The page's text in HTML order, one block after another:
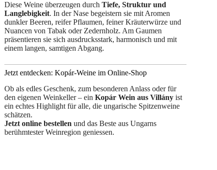
Diese Weine überzeugen durch Tiefe, Struktur und
Langlebigkeit. In der Nase begeistern sie mit Aromen
dunkler Beeren, reifer Pflaumen, feiner Kräuterwürze und
Nuancen von Tabak oder Zedernholz. Am Gaumen
präsentieren sie sich ausdrucksstark, harmonisch und mit
einem langen, samtigen Abgang.
Jetzt entdecken: Kopár-Weine im Online-Shop
Ob als edles Geschenk, zum besonderen Anlass oder für
den eigenen Weinkeller – ein Kopár Wein aus Villányist
ein echtes Highlight für alle, die ungarische Spitzenweine
schätzen.
Jetzt online bestellen und das Beste aus Ungarns
berühmtester Weinregion geniessen.